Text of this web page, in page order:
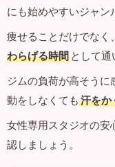
にも始めやすいジャン
痩せることだけでなく、
わらげる時間 として通
ジムの負荷が高そうに
動をしなくても 汗をか
女性専用スタジオの安
認しましょう。